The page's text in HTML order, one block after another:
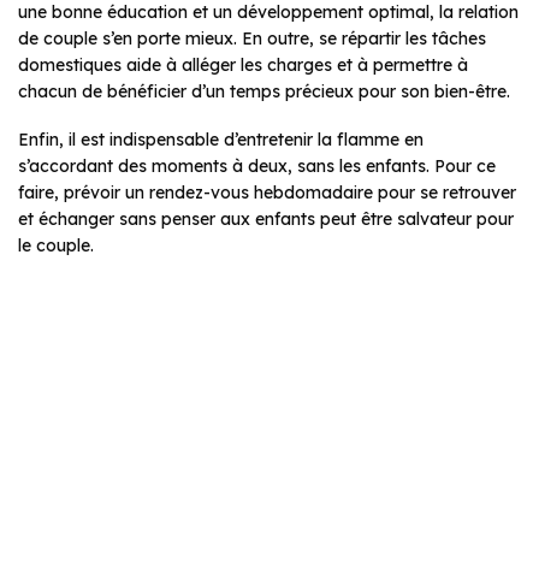
une bonne éducation et un développement optimal, la relation
de couple s’en porte mieux. En outre, se répartir les tâches
domestiques aide à alléger les charges et à permettre à
chacun de bénéficier d’un temps précieux pour son bien-être.
Enfin, il est indispensable d’entretenir la flamme en
s’accordant des moments à deux, sans les enfants. Pour ce
faire, prévoir un rendez-vous hebdomadaire pour se retrouver
et échanger sans penser aux enfants peut être salvateur pour
le couple.